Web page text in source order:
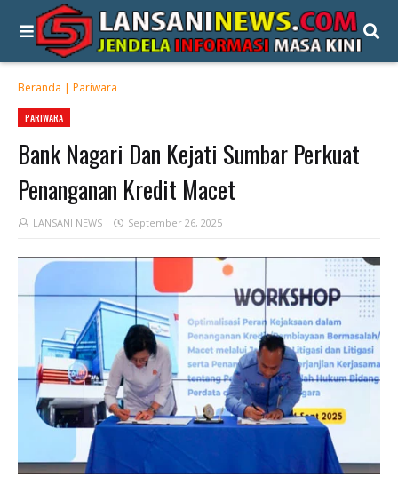
Beranda | Pariwara
PARIWARA
Bank Nagari Dan Kejati Sumbar Perkuat
Penanganan Kredit Macet
LANSANI NEWS September 26, 2025